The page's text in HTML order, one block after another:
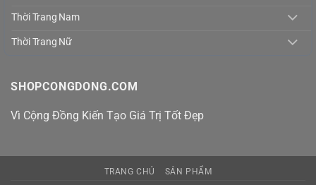
Thời Trang Nam
Thời Trang Nữ
SHOPCONGDONG.COM
Vì Cộng Đồng Kiến Tạo Giá Trị Tốt Đẹp
TRANG CHỦ SẢN PHẨM